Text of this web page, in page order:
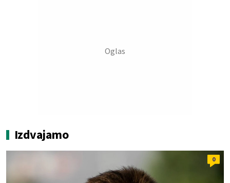
Izdvajamo
0